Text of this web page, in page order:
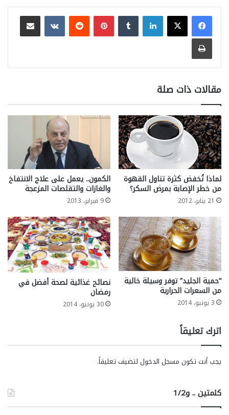
لينكدإن بينتيريست
مشاركة عبر البريد
طباعة
مقالات ذات صلة
لماذا تُخفض كثرة تناول القهوة
من خطر الإصابة بمرض السكر؟
21 يناير، 2012
الكمون.. يعمل على علاج الانتفاخ
والغازات والتقلصات المزعجة
9 فبراير، 2013
“حمية الجليد” توفر وسيلة خالية
من السعرات الحرارية
3 يونيو، 2014
نصائح غذائية لصحة أفضل في
رمضان
30 يونيو، 2014
اترك تعليقاً
يجب أنت تكون مسجل الدخول لتضيف تعليقاً.
كلمتين .. و1/2